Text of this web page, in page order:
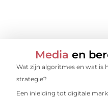
Media en
Wat zijn algoritmes en wat is
strategie?
Een inleiding tot digitale